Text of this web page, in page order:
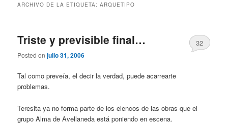
ARCHIVO DE LA ETIQUETA:ARQUETIPO
Triste y previsible final…
Posted onjulio 31, 2006
32
Tal como preveía, el decir la verdad, puede acarrearte
problemas.
Teresita ya no forma parte de los elencos de las obras que el
grupo Alma de Avellaneda está poniendo en escena.